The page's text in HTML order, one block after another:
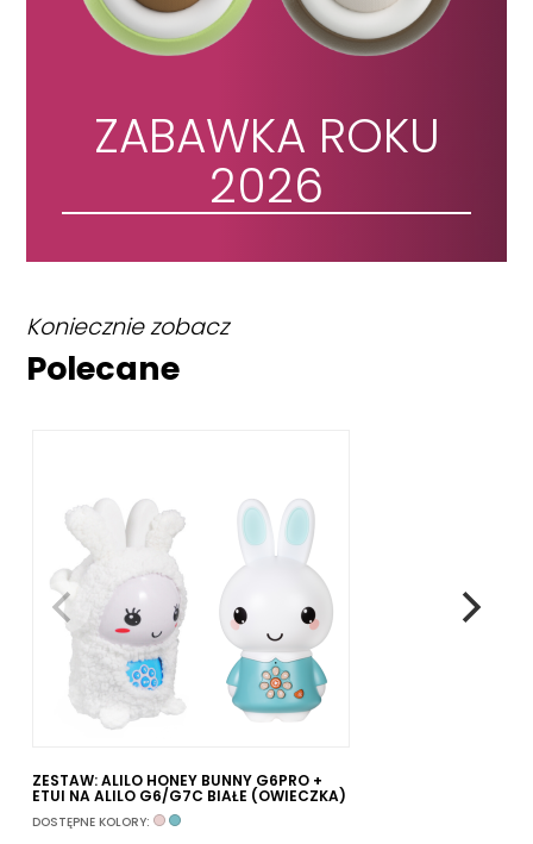
ZABAWKA ROKU
2026
Koniecznie zobacz
Polecane
ZESTAW: ALILO HONEY BUNNY G6PRO +
ETUI NA ALILO G6/G7C BIAŁE (OWIECZKA)
DOSTĘPNE KOLORY: